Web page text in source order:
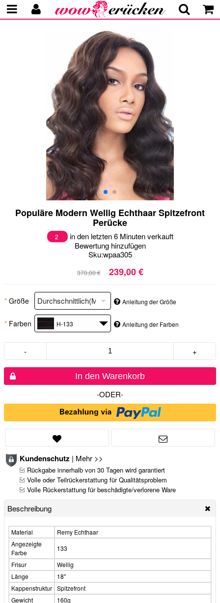
Populäre Modern Wellig Echthaar Spitzefront
Perücke
2
in den letzten 6 Minuten verkauft
Bewertung hinzufügen
Sku:wpaa305
370,00 € 239,00 €
* Größe Anleitung der Größe
* Farben H-133 Anleitung der Farben
- +
In den Warenkorb
-ODER-
Kundenschutz | Mehr >>
Rückgabe innerhalb von 30 Tagen wird garantiert
Volle oder Teilrückerstattung für Qualitätsproblem
Volle Rückerstattung für beschädigte/verlorene Ware
Beschreibung
Material
Remy Echthaar
Angezeigte
Farbe
133
Frisur
Wellig
Länge
18"
Kappenstruktur Spitzefront
Gewicht
160g